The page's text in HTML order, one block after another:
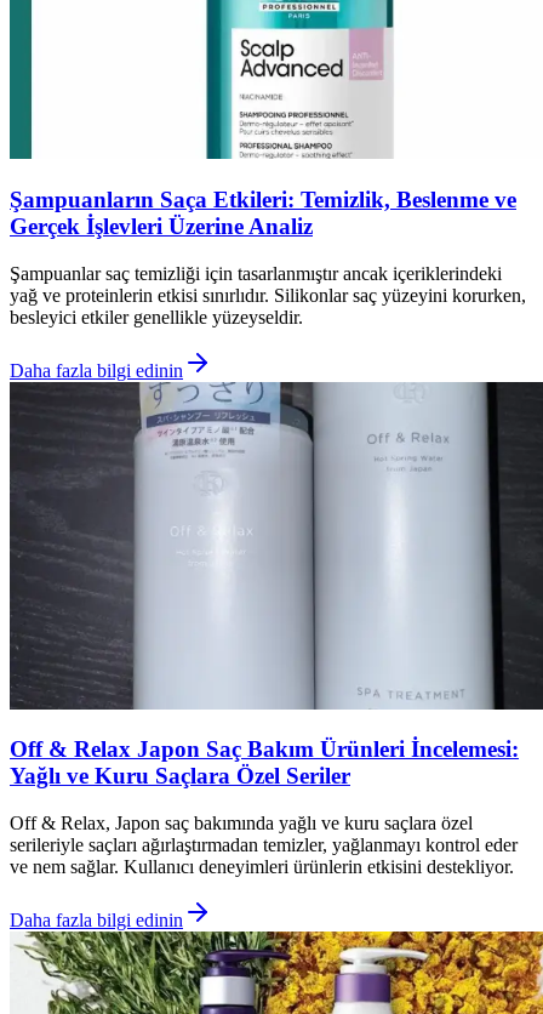
Şampuanların Saça Etkileri: Temizlik, Beslenme ve
Gerçek İşlevleri Üzerine Analiz
Şampuanlar saç temizliği için tasarlanmıştır ancak içeriklerindeki
yağ ve proteinlerin etkisi sınırlıdır. Silikonlar saç yüzeyini korurken,
besleyici etkiler genellikle yüzeyseldir.
Daha fazla bilgi edinin
Off & Relax Japon Saç Bakım Ürünleri İncelemesi:
Yağlı ve Kuru Saçlara Özel Seriler
Off & Relax, Japon saç bakımında yağlı ve kuru saçlara özel
serileriyle saçları ağırlaştırmadan temizler, yağlanmayı kontrol eder
ve nem sağlar. Kullanıcı deneyimleri ürünlerin etkisini destekliyor.
Daha fazla bilgi edinin